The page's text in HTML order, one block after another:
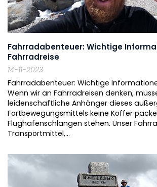
Fahrradabenteuer: Wichtige
Fahrradreise
14-11-2023
Fahrradabenteuer: Wichtige
Wenn wir an Fahrradreisen denken,
leidenschaftliche Anhänger dieses
Fortbewegungsmittels keine Koffer
Flughafenschlangen stehen. Unser
Transportmittel,...